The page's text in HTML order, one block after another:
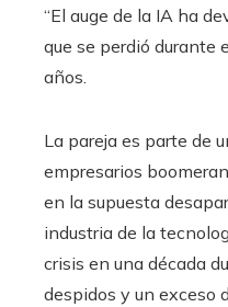
“El auge de la IA ha
que se perdió durante
años.
La pareja es parte de
empresarios
en la supuesta
industria de la
crisis en una década
despidos y un exceso